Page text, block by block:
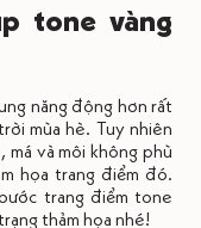
tone vàng
năng động hơn rất
mùa hè. Tuy nhiên
má và môi không phù
họa trang điểm đó.
trang điểm tone
thảm họa nhé!